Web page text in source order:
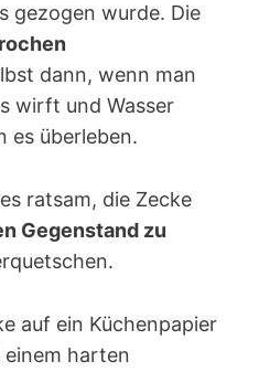
gezogen wurde. Die
dann, wenn man
wirft und Wasser
es überleben.
ratsam, die Zecke
Gegenstand zu
auf ein Küchenpapier
harten